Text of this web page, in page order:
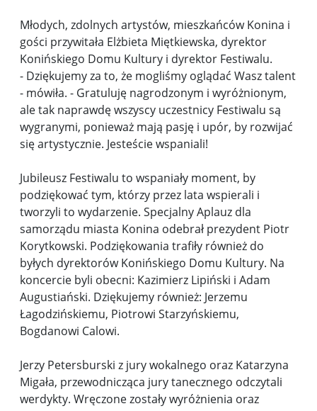
Młodych, zdolnych artystów, mieszkańców Konina i
gości przywitała Elżbieta Miętkiewska, dyrektor
Konińskiego Domu Kultury i dyrektor Festiwalu.
- Dziękujemy za to, że mogliśmy oglądać Wasz talent
- mówiła. - Gratuluję nagrodzonym i wyróżnionym,
ale tak naprawdę wszyscy uczestnicy Festiwalu są
wygranymi, ponieważ mają pasję i upór, by rozwijać
się artystycznie. Jesteście wspaniali!
Jubileusz Festiwalu to wspaniały moment, by
podziękować tym, którzy przez lata wspierali i
tworzyli to wydarzenie. Specjalny Aplauz dla
samorządu miasta Konina odebrał prezydent Piotr
Korytkowski. Podziękowania trafiły również do
byłych dyrektorów Konińskiego Domu Kultury. Na
koncercie byli obecni: Kazimierz Lipiński i Adam
Augustiański. Dziękujemy również: Jerzemu
Łagodzińskiemu, Piotrowi Starzyńskiemu,
Bogdanowi Calowi.
Jerzy Petersburski z jury wokalnego oraz Katarzyna
Migała, przewodnicząca jury tanecznego odczytali
werdykty. Wręczone zostały wyróżnienia oraz